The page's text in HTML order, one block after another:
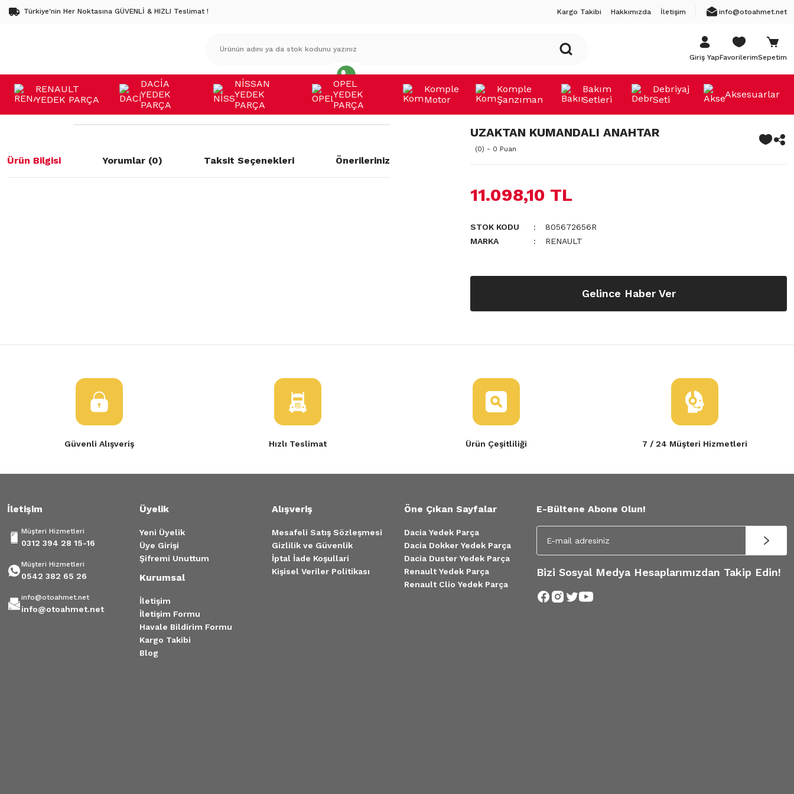
Türkiye'nin Her Noktasına GÜVENLİ & HIZLI Teslimat ! Kargo Takibi Hakkımızda İletişim info@otoahmet.net
Giriş YapFavorilerimSepetim
RENAULT
YEDEK PARÇA
DACİA
YEDEK
PARÇA
NİSSAN
YEDEK
PARÇA
OPEL
YEDEK
PARÇA
Komple
Motor
Komple
Şanzıman
Bakım
Setleri
Debriyaj
Seti
Aksesuarlar
Ürün Bilgisi Yorumlar (0) Taksit Seçenekleri Önerileriniz
UZAKTAN KUMANDALI ANAHTAR
(0) - 0 Puan
11.098,10 TL
STOK KODU
805672656R
MARKA
RENAULT
Gelince Haber Ver
Güvenli Alışveriş Hızlı Teslimat Ürün Çeşitliliği 7 / 24 Müşteri Hizmetleri
İletişim
Müşteri Hizmetleri
0312 394 28 15-16
Müşteri Hizmetleri
0542 382 65 26
info@otoahmet.net
info@otoahmet.net
Üyelik
Yeni Üyelik
Üye Girişi
Şifremi Unuttum
Kurumsal
İletişim
İletişim Formu
Havale Bildirim Formu
Kargo Takibi
Blog
Alışveriş
Mesafeli Satış Sözleşmesi
Gizlilik ve Güvenlik
İptal İade Koşullari
Kişisel Veriler Politikası
Öne Çıkan Sayfalar
Dacia Yedek Parça
Dacia Dokker Yedek Parça
Dacia Duster Yedek Parça
Renault Yedek Parça
Renault Clio Yedek Parça
E-Bültene Abone Olun!
Bizi Sosyal Medya Hesaplarımızdan Takip Edin!